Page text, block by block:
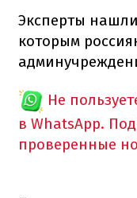
Эксперты
которым
Не
в WhatsApp.
проверенные